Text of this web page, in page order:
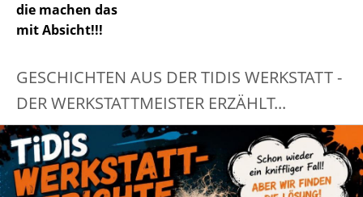
die machen das
mit Absicht!!!
GESCHICHTEN AUS DER TIDIS WERKSTATT -
DER WERKSTATTMEISTER ERZÄHLT...